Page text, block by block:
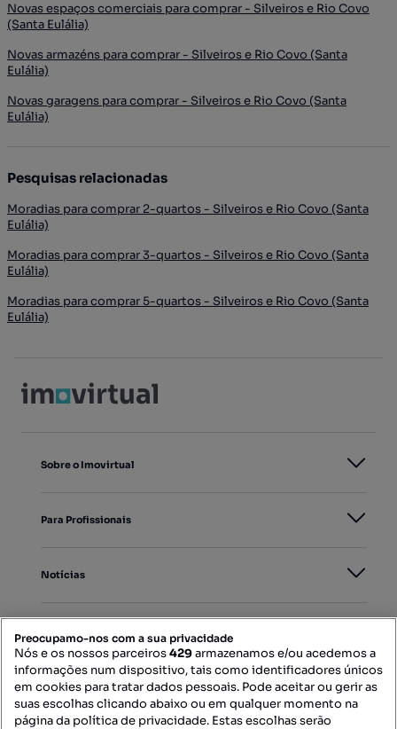
Novas espaços comerciais para comprar - Silveiros e Rio Covo
(Santa Eulália)
Novas armazéns para comprar - Silveiros e Rio Covo (Santa
Eulália)
Novas garagens para comprar - Silveiros e Rio Covo (Santa
Eulália)
Pesquisas relacionadas
Moradias para comprar 2-quartos - Silveiros e Rio Covo (Santa
Eulália)
Moradias para comprar 3-quartos - Silveiros e Rio Covo (Santa
Eulália)
Moradias para comprar 5-quartos - Silveiros e Rio Covo (Santa
Eulália)
Sobre o Imovirtual
Para Profissionais
Notícias
Mapa do Site
Preocupamo-nos com a sua privacidade
Nós e os nossos parceiros429armazenamos e/ou acedemos a
informações num dispositivo, tais como identificadores únicos
em cookies para tratar dados pessoais. Pode aceitar ou gerir as
suas escolhas clicando abaixo ou em qualquer momento na
página da política de privacidade. Estas escolhas serão